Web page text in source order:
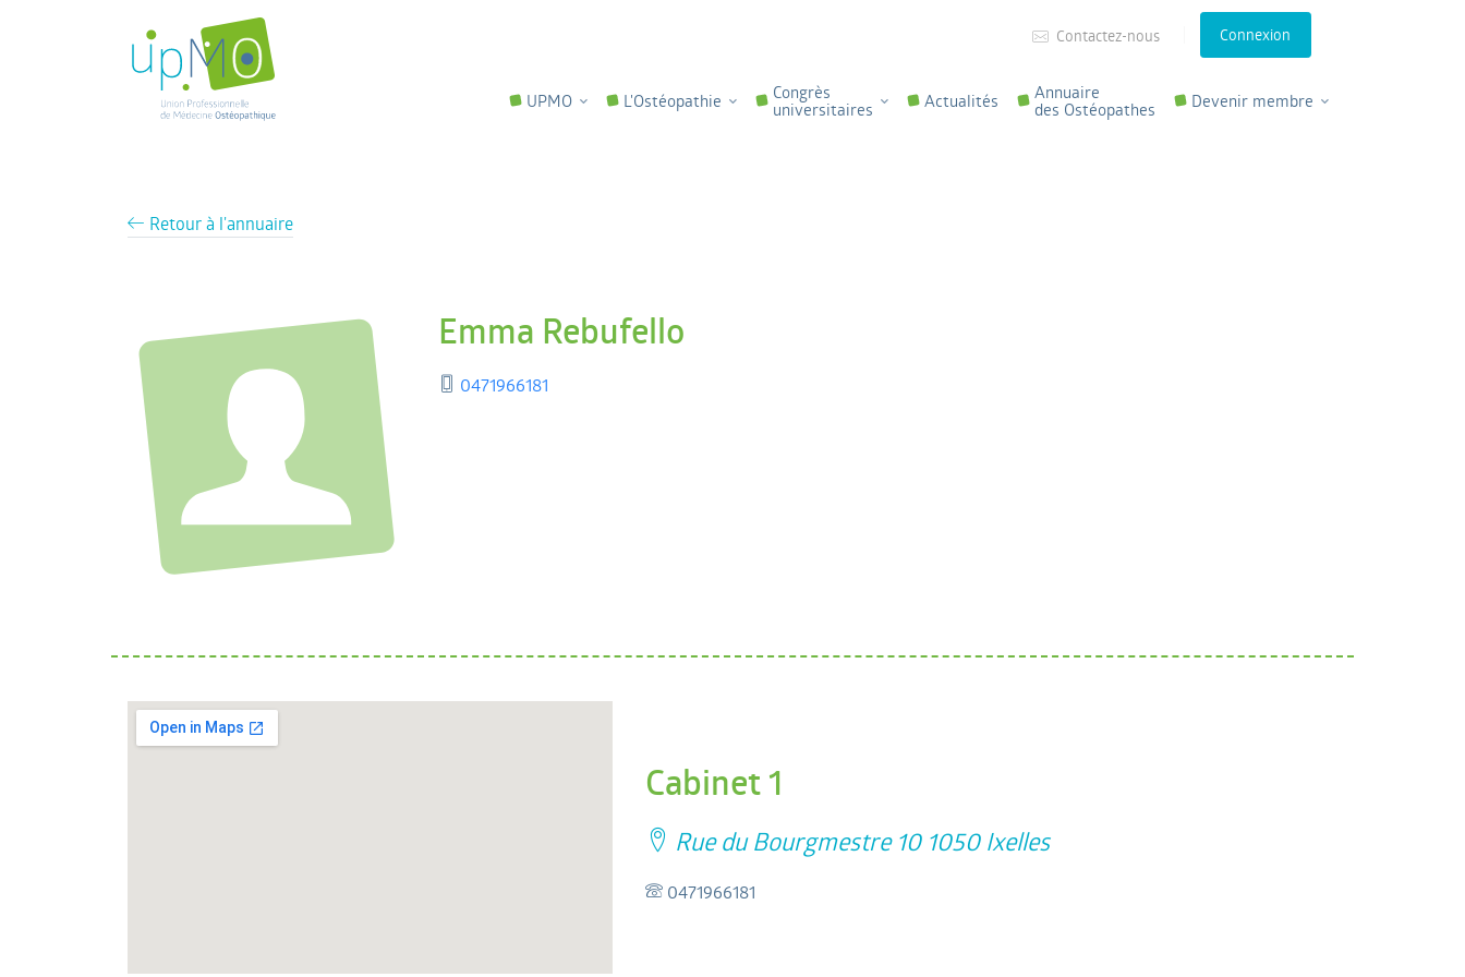
Contactez-nous Connexion
UPMO L'Ostéopathie
Congrès
universitaires
Actualités
Annuaire
des Ostéopathes
Devenir membre
Retour à l'annuaire
Emma Rebufello
0471966181
Cabinet 1
Rue du Bourgmestre 10 1050 Ixelles
0471966181